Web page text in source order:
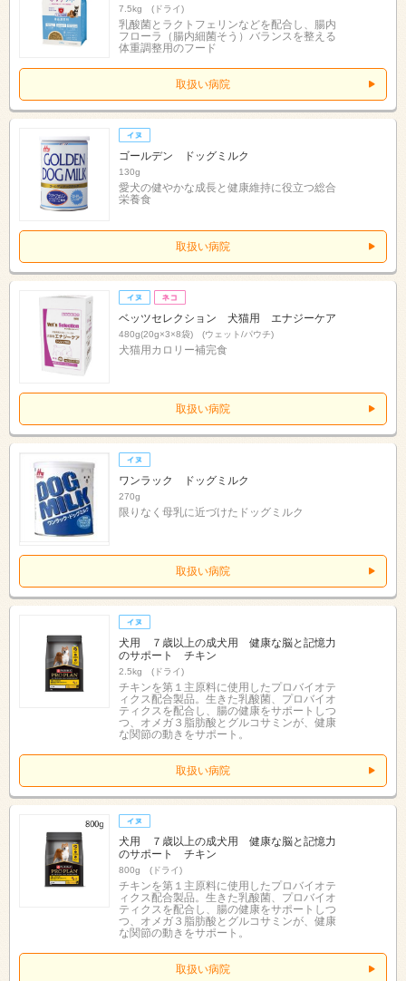
7.5kg (ドライ)
乳酸菌とラクトフェリンなどを配合し、腸内
フローラ（腸内細菌そう）バランスを整える
体重調整用のフード
取扱い病院
ゴールデン ドッグミルク
130g
愛犬の健やかな成長と健康維持に役立つ総合
栄養食
取扱い病院
ベッツセレクション 犬猫用 エナジーケア
480g(20g×3×8袋) (ウェット/パウチ)
犬猫用カロリー補完食
取扱い病院
ワンラック ドッグミルク
270g
限りなく母乳に近づけたドッグミルク
取扱い病院
犬用 ７歳以上の成犬用 健康な脳と記憶力
のサポート チキン
2.5kg (ドライ)
チキンを第１主原料に使用したプロバイオテ
ィクス配合製品。生きた乳酸菌、プロバイオ
ティクスを配合し、腸の健康をサポートしつ
つ、オメガ３脂肪酸とグルコサミンが、健康
な関節の動きをサポート。
取扱い病院
犬用 ７歳以上の成犬用 健康な脳と記憶力
のサポート チキン
800g (ドライ)
チキンを第１主原料に使用したプロバイオテ
ィクス配合製品。生きた乳酸菌、プロバイオ
ティクスを配合し、腸の健康をサポートしつ
つ、オメガ３脂肪酸とグルコサミンが、健康
な関節の動きをサポート。
取扱い病院